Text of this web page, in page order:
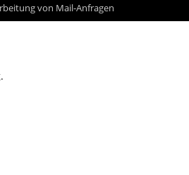
von Mail-Anfragen